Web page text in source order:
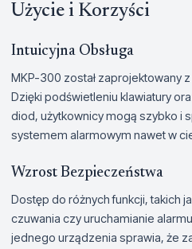
Użycie i Korzyści
Intuicyjna Obsługa
MKP-300 został zaprojektowany z
Dzięki podświetleniu klawiatury
diod, użytkownicy mogą szybko i
systemem alarmowym nawet w
Wzrost Bezpieczeństwa
Dostęp do różnych funkcji, takich
czuwania czy uruchamianie
jednego urządzenia sprawia, że